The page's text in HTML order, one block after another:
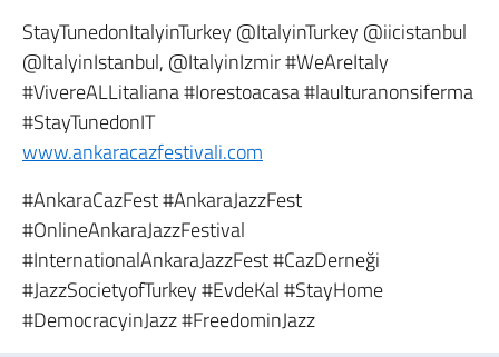
StayTunedonItalyinTurkey @ItalyinTurkey @iicistanbul
@ItalyinIstanbul, @ItalyinIzmir #WeAreItaly
#VivereALLitaliana #Iorestoacasa #laulturanonsiferma
#StayTunedonIT
www.ankaracazfestivali.com
#AnkaraCazFest #AnkaraJazzFest
#OnlineAnkaraJazzFestival
#InternationalAnkaraJazzFest #CazDerneği
#JazzSocietyofTurkey #EvdeKal #StayHome
#DemocracyinJazz #FreedominJazz